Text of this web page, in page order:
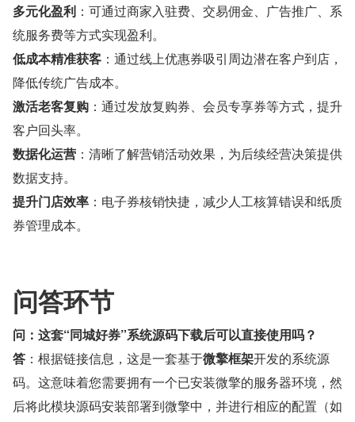
多元化盈利 ：可通过商家入驻费、交易佣金、广告推广、系
统服务费等方式实现盈利。
低成本精准获客 ：通过线上优惠券吸引周边潜在客户到店，
降低传统广告成本。
激活老客复购 ：通过发放复购券、会员专享券等方式，提升
客户回头率。
数据化运营 ：清晰了解营销活动效果，为后续经营决策提供
数据支持。
提升门店效率 ：电子券核销快捷，减少人工核算错误和纸质
券管理成本。
问答环节
问：这套“同城好券”系统源码下载后可以直接使用吗？
答 ：根据链接信息，这是一套基于微擎框架开发的系统源
码。这意味着您需要拥有一个已安装微擎的服务器环境，然
后将此模块源码安装部署到微擎中，并进行相应的配置（如